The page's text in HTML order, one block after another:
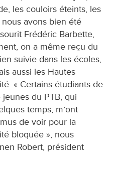
les couloirs éteints, les
avons bien été
Frédéric Barbette,
on a même reçu du
suivie dans les écoles,
aussi les Hautes
« Certains étudiants de
du PTB, qui
temps, m’ont
de voir pour la
bloquée », nous
Robert, président